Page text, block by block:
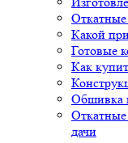
Откатные
Какой
Готовые
Как
Обшивка
Откатные
дачи